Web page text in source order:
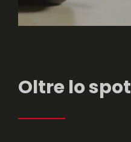
Oltre lo spot